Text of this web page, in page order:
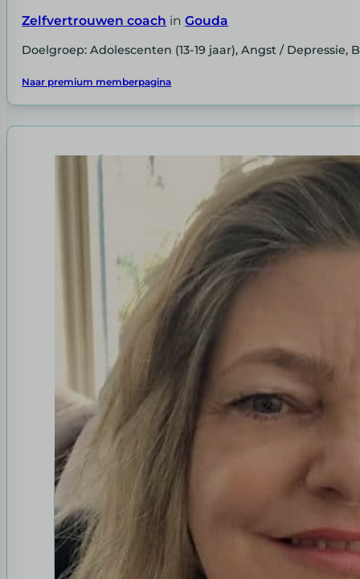
Zelfvertrouwen coach inGouda
Doelgroep: Adolescenten (13-19 jaar), Angst / Depressie,
Naar premium memberpagina